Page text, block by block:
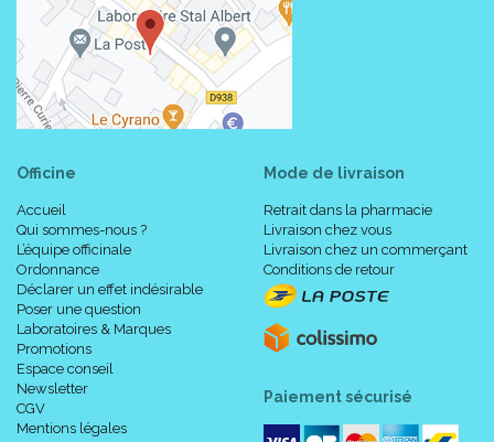
Officine
Accueil
Qui sommes-nous ?
L’équipe officinale
Ordonnance
Déclarer un effet indésirable
Poser une question
Laboratoires & Marques
Promotions
Espace conseil
Newsletter
CGV
Mentions légales
Mode de livraison
Retrait dans la pharmacie
Livraison chez vous
Livraison chez un commerçant
Conditions de retour
Paiement sécurisé